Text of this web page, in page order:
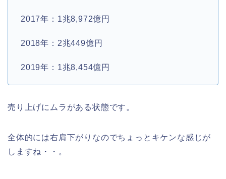
2017年：1兆8,972億円
2018年：2兆449億円
2019年：1兆8,454億円
売り上げにムラがある状態です。
全体的には右肩下がりなのでちょっとキケンな感じが
しますね・・。